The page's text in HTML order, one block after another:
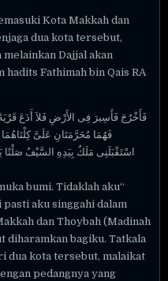
Kota Makkah dan
dua kota tersebut,
Dajjal akan
Fathimah bin Qais RA
فَأَخْرُجَ فَأَسِيرَ فِى الأَرْضِ فَلاَ أَدَعَ
فَهُمَا مُحَرَّمَتَانِ عَلَىَّ
اسْتَقْبَلَنِى مَلَكٌ بِيَدِهِ السَّيْفُ
bumi. Tidaklah aku
aku singgahi dalam
dan Thoybah (Madinah
diharamkan bagiku. Tatkala
dua kota tersebut, malaikat
pedangnya yang